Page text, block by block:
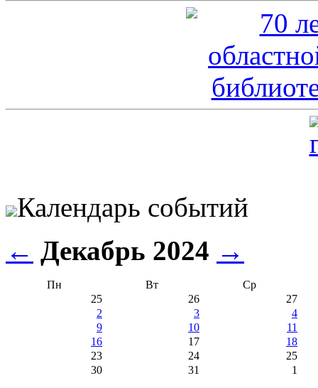
Календарь событий
← Декабрь 2024 →
Пн Вт
Ср
25
26
27
2
3
4
9
10
11
16
17
18
23
24
25
30
31 1